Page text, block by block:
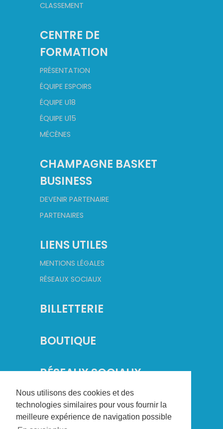
Nous utilisons des cookies et des
technologies similaires pour vous fournir la
meilleure expérience de navigation possible
CLASSEMENT
CENTRE DE
FORMATION
PRÉSENTATION
ÉQUIPE ESPOIRS
ÉQUIPE U18
ÉQUIPE U15
MÉCÈNES
CHAMPAGNE BASKET
BUSINESS
DEVENIR PARTENAIRE
PARTENAIRES
LIENS UTILES
MENTIONS LÉGALES
RÉSEAUX SOCIAUX
BILLETTERIE
BOUTIQUE
RÉSEAUX SOCIAUX